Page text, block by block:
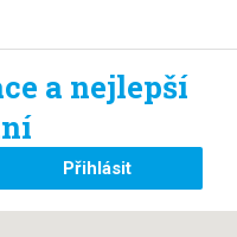
a nejlepší